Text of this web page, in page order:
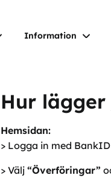
Information
Hur
Hemsidan:
> Logga in med
> Välj “Överföringar”